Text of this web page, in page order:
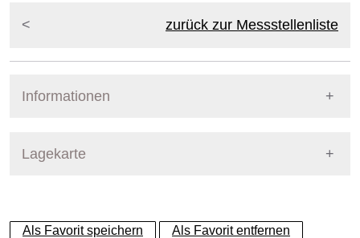
zurück zur Messstellenliste
Informationen
Lagekarte
+
Als Favorit speichern Als Favorit entfernen